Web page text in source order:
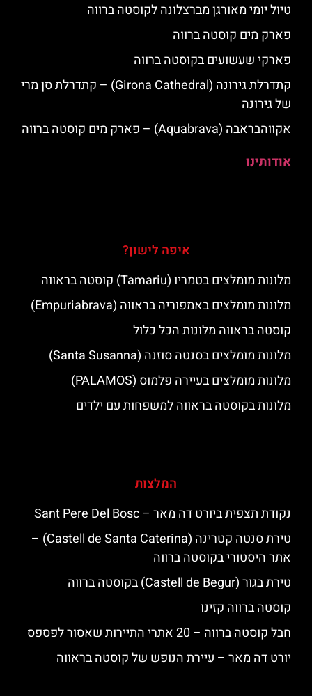
טיול יומי מאורגן מברצלונה לקוסטה ברווה
פארק מים קוסטה ברווה
פארקי שעשועים בקוסטה ברווה
קתדרלת גירונה (Girona Cathedral) – קתדרלת סן מרי
של גירונה
אקווהבראבה (Aquabrava) – פארק מים קוסטה ברווה
אודותינו
איפה לישון?
מלונות מומלצים בטמריו (Tamariu) קוסטה בראווה
מלונות מומלצים באמפוריה בראווה (Empuriabrava)
קוסטה בראווה מלונות הכל כלול
מלונות מומלצים בסנטה סוזנה (Santa Susanna)
מלונות מומלצים בעיירה פלמוס (PALAMOS)
מלונות בקוסטה בראווה למשפחות עם ילדים
המלצות
נקודת תצפית ביורט דה מאר – Sant Pere Del Bosc
טירת סנטה קטרינה (Castell de Santa Caterina) –
אתר היסטורי בקוסטה ברווה
טירת בגור (Castell de Begur) בקוסטה ברווה
קוסטה ברווה קזינו
חבל קוסטה ברווה – 20 אתרי התיירות שאסור לפספס
יורט דה מאר – עיירת הנופש של קוסטה בראווה